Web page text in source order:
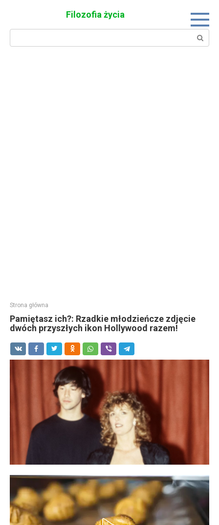
Filozofia życia
Search:
Strona główna
Pamiętasz ich?: Rzadkie młodzieńcze zdjęcie
dwóch przyszłych ikon Hollywood razem!